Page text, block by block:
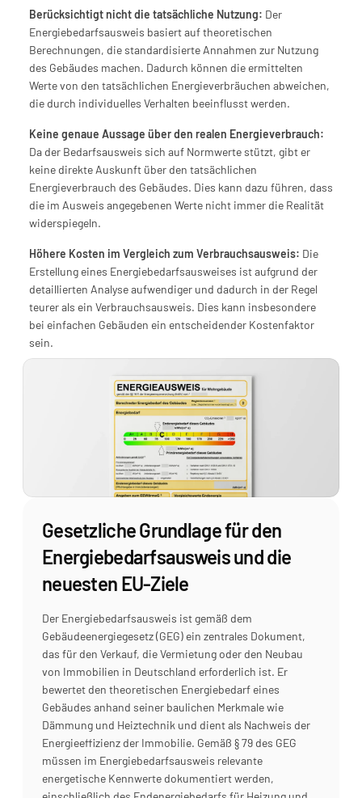
Berücksichtigt nicht die tatsächliche Nutzung: Der
Energiebedarfsausweis basiert auf theoretischen
Berechnungen, die standardisierte Annahmen zur Nutzung
des Gebäudes machen. Dadurch können die ermittelten
Werte von den tatsächlichen Energieverbräuchen abweichen,
die durch individuelles Verhalten beeinflusst werden.
Keine genaue Aussage über den realen Energieverbrauch:
Da der Bedarfsausweis sich auf Normwerte stützt, gibt er
keine direkte Auskunft über den tatsächlichen
Energieverbrauch des Gebäudes. Dies kann dazu führen, dass
die im Ausweis angegebenen Werte nicht immer die Realität
widerspiegeln.
Höhere Kosten im Vergleich zum Verbrauchsausweis: Die
Erstellung eines Energiebedarfsausweises ist aufgrund der
detaillierten Analyse aufwendiger und dadurch in der Regel
teurer als ein Verbrauchsausweis. Dies kann insbesondere
bei einfachen Gebäuden ein entscheidender Kostenfaktor
sein.
Gesetzliche Grundlage für den
Energiebedarfsausweis und die
neuesten EU-Ziele
Der Energiebedarfsausweis ist gemäß dem
Gebäudeenergiegesetz (GEG) ein zentrales Dokument,
das für den Verkauf, die Vermietung oder den Neubau
von Immobilien in Deutschland erforderlich ist. Er
bewertet den theoretischen Energiebedarf eines
Gebäudes anhand seiner baulichen Merkmale wie
Dämmung und Heiztechnik und dient als Nachweis der
Energieeffizienz der Immobilie. Gemäß § 79 des GEG
müssen im Energiebedarfsausweis relevante
energetische Kennwerte dokumentiert werden,